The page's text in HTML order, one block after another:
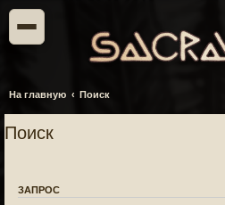
На главную Поиск
Поиск
ЗАПРОС